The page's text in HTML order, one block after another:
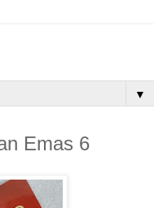
▼
Emas 6